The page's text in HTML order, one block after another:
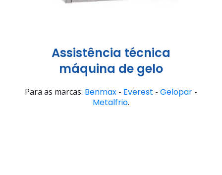
Assistência técnica
máquina de gelo
Para as marcas: Benmax - Everest - Gelopar -
Metalfrio.